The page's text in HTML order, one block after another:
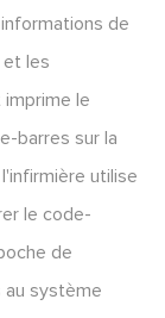
de
et les
le
barres sur la
utilise
le code-
de
système